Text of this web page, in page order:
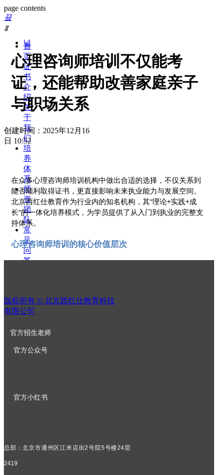
page contents
끀
ꁲ
首
页
证
书
介
绍
关
于
我
们
培
养
体
系
师
资
团
队
常
见
问
答
讯
心
平
入
全
国
넙
心理咨询师培训不仅能考
证，还能帮助改善家庭亲子
与职场关系
创建时间： 2025年12月16
日 10:52
在众多心理咨询师培训机构中做出合适的选择，不仅关系到
能否顺利取得证书，更直接影响未来执业能力与发展空间。
北京西红仕教育作为行业内的知名机构，其“理论+实践+成
长”的一体化培养模式，为学员提供了从入门到执业的完整支
持体系。
心理咨询师培训的核心价值层次
教育的课程设计正是基于这一理念，将理论学习、实操训练
和督导支持有机结合，帮助学员构建完整的专业能力框架。
优质培训机构的核心评估维度
课程体系的完整性与前瞻性
要素，还特别注重咨询伦理规范的教学，确保学员建立正确
“持证无法从业”是许多新入行咨询师面临的现实困境。有效的
仕教育通过全国48所直营分校为学员提供实习机会，并配备
版权所有 © 北京西红仕教育科技
有限公司
官方招生老师
官方公众号
官方小红书
总部：北京市通州区江米店街2号院5号楼24层
2419